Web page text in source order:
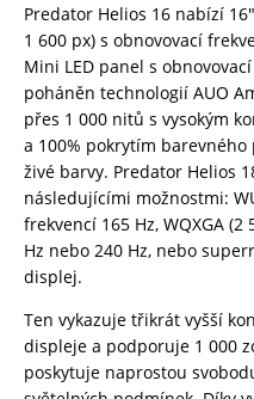
Predator Helios 16 nabízí
1 600 px) s obnovovací
Mini LED panel s
poháněn technologií AUO
přes 1 000 nitů s vysokým
a 100% pokrytím
živé barvy. Predator Helios
následujícími možnostmi:
frekvencí 165 Hz, WQXGA
Hz nebo 240 Hz, nebo
displej.
Ten vykazuje třikrát vyšší
displeje a podporuje 1 000
poskytuje naprostou